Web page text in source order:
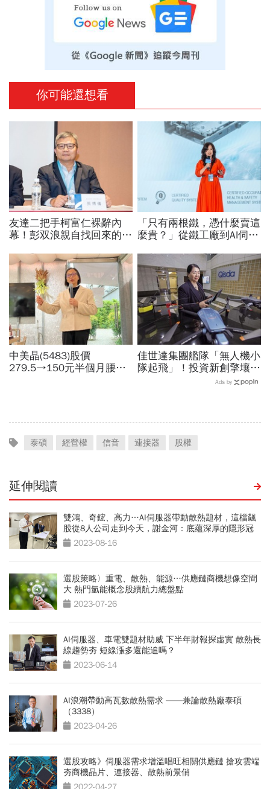
你可能還想看
友達二把手柯富仁裸辭內
幕！彭双浪親自找回來的接
「落後群創」成最後稻草？
「只有兩根鐵，憑什麼賣這
麼貴？」從鐵工廠到AI伺服
城河創造超高毛利率
中美晶(5483)股價
279.5→150元半個月腰
佳世達集團艦隊「無人機小
隊起飛」！投資新創擎壤、
翔隆，總座親督軍養大精
Ads by
泰碩 經營權 信音 連接器 股權
延伸閱讀
雙鴻、奇鋐、高力…AI伺服器帶動散熱題材，這檔飆
股從8人公司走到今天，謝金河：底蘊深厚的隱形冠
軍 2023-08-16
選股策略〉重電、散熱、能源…供應鏈商機想像空間
大 熱門氫能概念股續航力總盤點
2023-07-26
AI伺服器、車電雙題材助威 下半年財報探虛實 散熱長
線趨勢夯 短線漲多還能追嗎？
2023-06-14
AI浪潮帶動高瓦數散熱需求 ——兼論散熱廠泰碩
（3338）
2023-04-26
選股攻略》伺服器需求增溫唱旺相關供應鏈 搶攻雲端
夯商機晶片、連接器、散熱前景俏
2022-04-27